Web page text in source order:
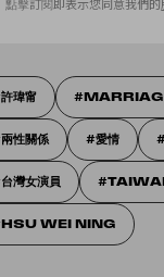
許瑋甯
兩性關係 愛情
台灣女演員
HSU WEI NING